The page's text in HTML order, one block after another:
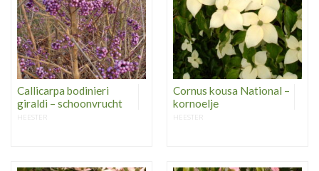
Callicarpa bodinieri
giraldi – schoonvrucht
HEESTER
Cornus kousa National –
kornoelje
HEESTER